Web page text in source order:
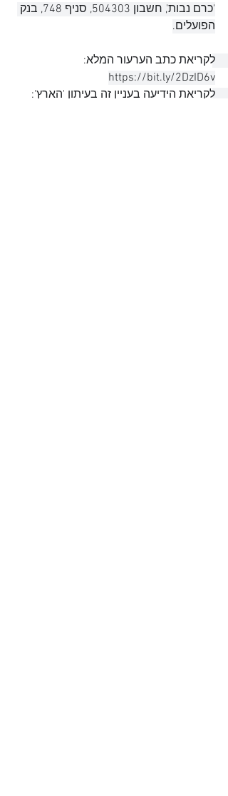
'כרם נבות', חשבון 504303, סניף 748, בנק
הפועלים.
לקריאת כתב הערעור המלא:
https://bit.ly/2DzID6v
לקריאת הידיעה בעניין זה בעיתון 'הארץ':